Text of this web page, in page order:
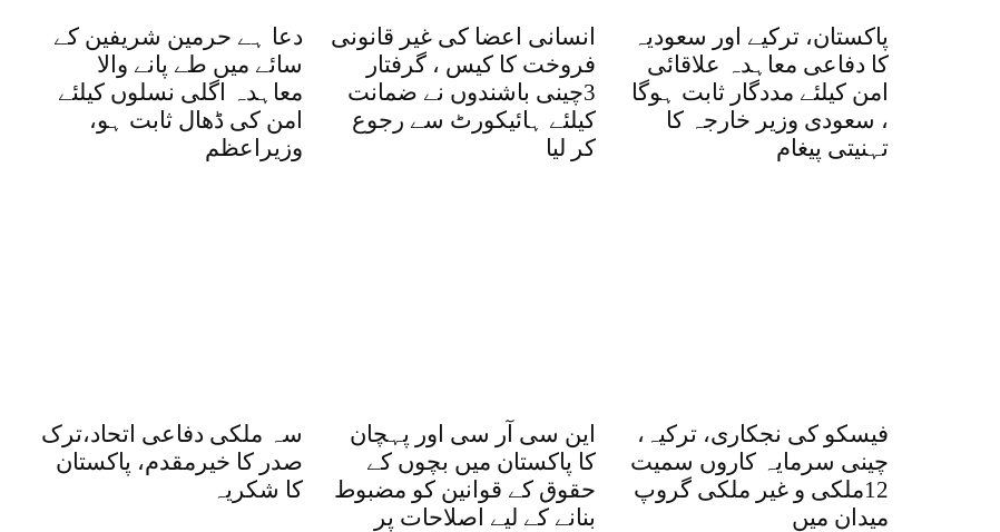
دعا ہے حرمین شریفین کے
سائے میں طے پانے والا
معاہدہ اگلی نسلوں کیلئے
امن کی ڈھال ثابت ہو،
وزیراعظم
انسانی اعضا کی غیر قانونی
فروخت کا کیس ، گرفتار
3چینی باشندوں نے ضمانت
کیلئے ہائیکورٹ سے رجوع
کر لیا
پاکستان، ترکیے اور سعودیہ
کا دفاعی معاہدہ علاقائی
امن کیلئے مددگار ثابت ہوگا
، سعودی وزیر خارجہ کا
تہنیتی پیغام
سہ ملکی دفاعی اتحاد،ترک
صدر کا خیرمقدم، پاکستان
کا شکریہ
این سی آر سی اور پہچان
کا پاکستان میں بچوں کے
حقوق کے قوانین کو مضبوط
بنانے کے لیے اصلاحات پر
فیسکو کی نجکاری، ترکیہ،
چینی سرمایہ کاروں سمیت
12ملکی و غیر ملکی گروپ
میدان میں